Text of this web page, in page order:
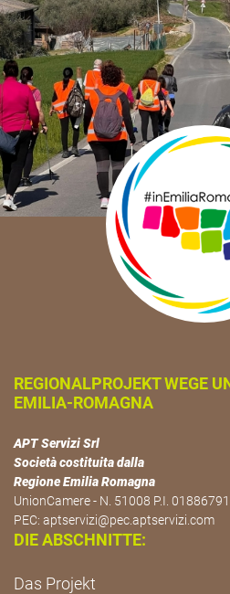
REGIONALPROJEKT WEGE
EMILIA-ROMAGNA
APT Servizi Srl
Società costituita dalla
Regione Emilia Romagna
UnionCamere - N. 51008 P.I.
PEC: aptservizi@pec.aptservizi.com
DIE ABSCHNITTE:
Das Projekt